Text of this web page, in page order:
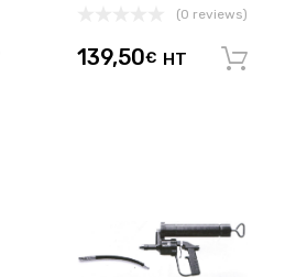
Ajouter au panier
(0 reviews)
139,50€ HT